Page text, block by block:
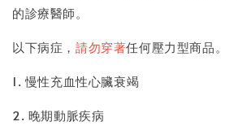
的診療醫師。
以下病症， 請勿穿著任何壓力型商品。
1. 慢性充血性心臟衰竭
2. 晚期動脈疾病